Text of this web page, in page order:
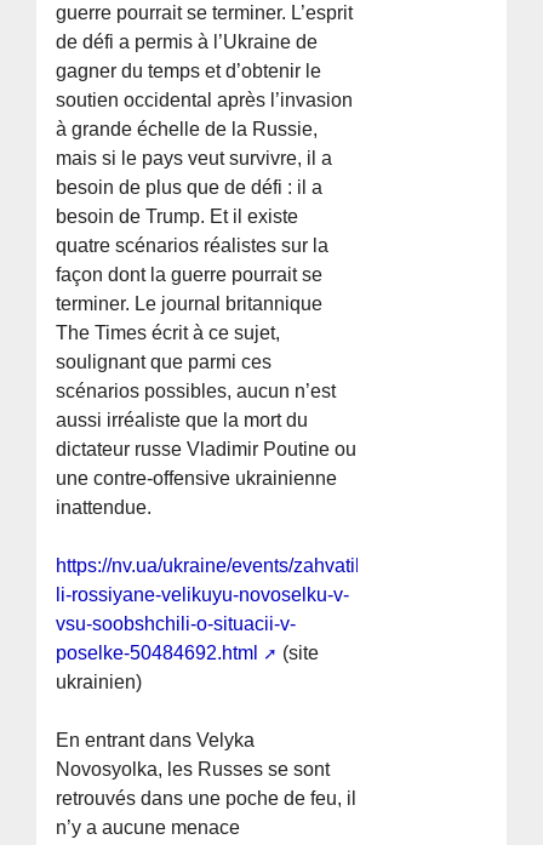
guerre pourrait se terminer. L’esprit
de défi a permis à l’Ukraine de
gagner du temps et d’obtenir le
soutien occidental après l’invasion
à grande échelle de la Russie,
mais si le pays veut survivre, il a
besoin de plus que de défi : il a
besoin de Trump. Et il existe
quatre scénarios réalistes sur la
façon dont la guerre pourrait se
terminer. Le journal britannique
The Times écrit à ce sujet,
soulignant que parmi ces
scénarios possibles, aucun n’est
aussi irréaliste que la mort du
dictateur russe Vladimir Poutine ou
une contre-offensive ukrainienne
inattendue.
https://nv.ua/ukraine/events/zahvatili-
li-rossiyane-velikuyu-novoselku-v-
vsu-soobshchili-o-situacii-v-
poselke-50484692.html
(site
ukrainien)
En entrant dans Velyka
Novosyolka, les Russes se sont
retrouvés dans une poche de feu, il
n’y a aucune menace